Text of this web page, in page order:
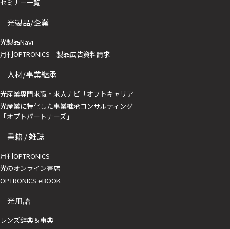
セミナー一覧
光製品/企業
光製品Navi
月刊OPTRONICS 製品広告資料請求
人材/事業継承
光産業専門求職・求人ナビ「オプトキャリア」
光産業に特化した事業継承コンサルティング
「オプトパートナーズ」
書籍 / 雑誌
月刊OPTRONICS
光のオンライン書店
OPTRONICS eBOOK
光用語
レンズ辞典＆事典